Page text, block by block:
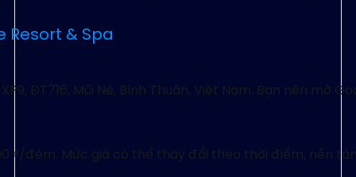
Resort & Spa
ĐT716, Mũi Né, Bình Thuận, Việt Nam. Bạn nên
₫/đêm. Mức giá có thể thay đổi theo thời điểm, nền